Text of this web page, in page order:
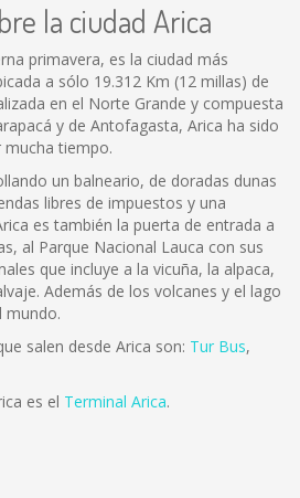
la ciudad Arica
primavera, es la ciudad más
a sólo 19.312 Km (12 millas) de
en el Norte Grande y compuesta
y de Antofagasta, Arica ha sido
tiempo.
un balneario, de doradas dunas
libres de impuestos y una
es también la puerta de entrada a
al Parque Nacional Lauca con sus
que incluye a la vicuña, la alpaca,
Además de los volcanes y el lago
mundo.
salen desde Arica son: Tur Bus,
es el Terminal Arica.